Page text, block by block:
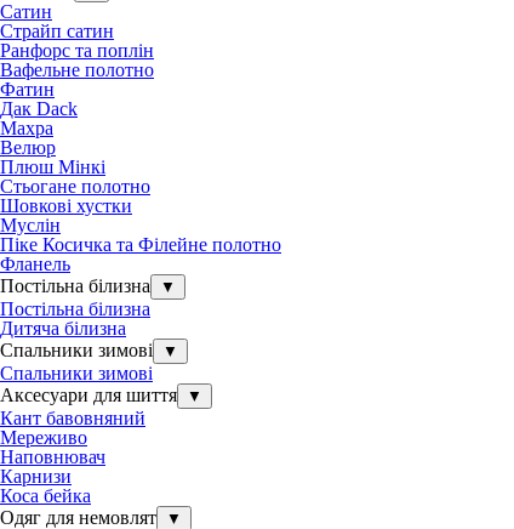
Сатин
Страйп сатин
Ранфорс та поплін
Вафельне полотно
Фатин
Дак Dack
Махра
Велюр
Плюш Мінкі
Стьогане полотно
Шовкові хустки
Муслін
Піке Косичка та Філейне полотно
Фланель
Постільна білизна
▼
Постільна білизна
Дитяча білизна
Спальники зимові
▼
Спальники зимові
Аксесуари для шиття
▼
Кант бавовняний
Мереживо
Наповнювач
Карнизи
Коса бейка
Одяг для немовлят
▼